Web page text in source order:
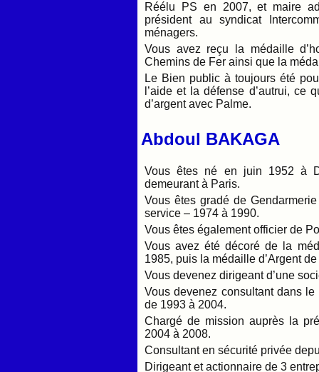
Réélu PS en 2007, et maire
président au syndicat
ménagers.
Vous avez reçu la médaille
Chemins de Fer ainsi que la
Le Bien public à toujours été
l’aide et la défense d’autrui, ce
d’argent avec Palme.
Abdoul BAKAGA
Vous êtes né en juin 1952 à
demeurant à Paris.
Vous êtes gradé de
service – 1974 à 1990.
Vous êtes également officier de
Vous avez été décoré de la
1985, puis la médaille d’Argent
Vous devenez dirigeant d’une
Vous devenez consultant dans le
de 1993 à 2004.
Chargé de mission auprès la
2004 à 2008.
Consultant en sécurité privée
Dirigeant et actionnaire de 3